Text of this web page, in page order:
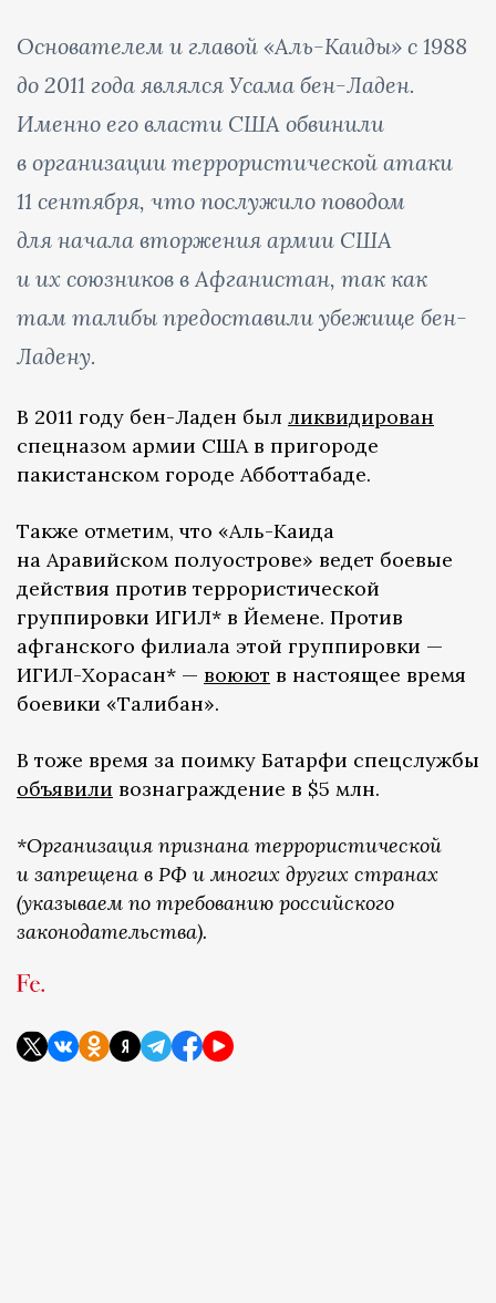
Основателем и главой «Аль-Каиды» с 1988
до 2011 года являлся Усама бен-Ладен.
Именно его власти США обвинили
в организации террористической атаки
11 сентября, что послужило поводом
для начала вторжения армии США
и их союзников в Афганистан, так как
там талибы предоставили убежище бен-
Ладену.
В 2011 году бен-Ладен был ликвидирован
спецназом армии США в пригороде
пакистанском городе Абботтабаде.
Также отметим, что «Аль-Каида
на Аравийском полуострове» ведет боевые
действия против террористической
группировки ИГИЛ* в Йемене. Против
афганского филиала этой группировки —
ИГИЛ-Хорасан* — воюют в настоящее время
боевики «Талибан».
В тоже время за поимку Батарфи спецслужбы
объявили вознаграждение в $5 млн.
*Организация признана террористической
и запрещена в РФ и многих других странах
(указываем по требованию российского
законодательства).